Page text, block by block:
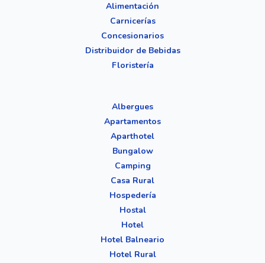
Alimentación
Carnicerías
Concesionarios
Distribuidor de Bebidas
Floristería
Albergues
Apartamentos
Aparthotel
Bungalow
Camping
Casa Rural
Hospedería
Hostal
Hotel
Hotel Balneario
Hotel Rural